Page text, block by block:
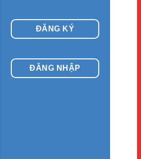
ĐĂNG KÝ
ĐĂNG NHẬP